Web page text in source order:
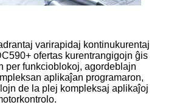
varirapidaj kontinukurentaj
ofertas kurentrangigojn ĝis
per funkcioblokoj, agordeblajn
aplikaĵan programaron,
de la plej kompleksaj aplikaĵoj